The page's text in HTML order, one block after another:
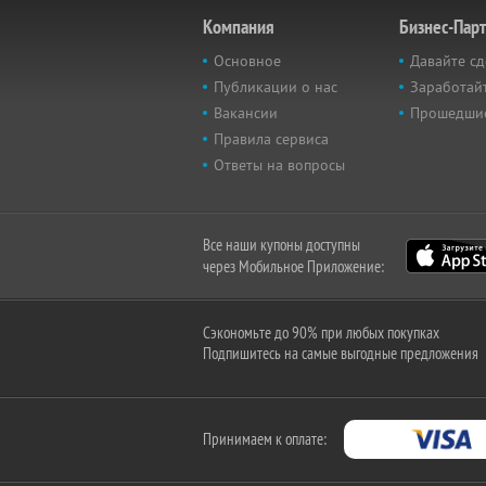
Компания
Основное
Публикации о нас
Вакансии
Правила сервиса
Ответы на вопросы
Бизнес-
Давайте
Все наши купоны доступны
через Мобильное Приложение:
Сэкономьте до 90% при любых покупках
Подпишитесь на самые выгодные предложения
Принимаем к оплате: